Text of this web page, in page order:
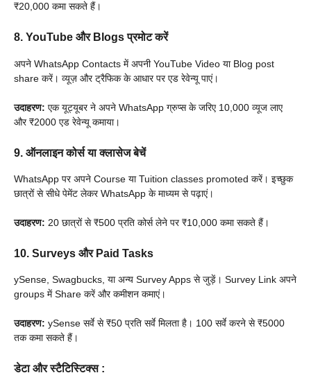
₹20,000 कमा सकते हैं।
8. YouTube और Blogs प्रमोट करें
अपने WhatsApp Contacts में अपनी YouTube Video या Blog post
share करें। व्यूज़ और ट्रैफिक के आधार पर एड रेवेन्यू पाएं।
उदाहरण: एक यूट्यूबर ने अपने WhatsApp ग्रुप्स के जरिए 10,000 व्यूज लाए
और ₹2000 एड रेवेन्यू कमाया।
9. ऑनलाइन कोर्स या क्लासेज बेचें
WhatsApp पर अपने Course या Tuition classes promoted करें। इच्छुक
छात्रों से सीधे पेमेंट लेकर WhatsApp के माध्यम से पढ़ाएं।
उदाहरण: 20 छात्रों से ₹500 प्रति कोर्स लेने पर ₹10,000 कमा सकते हैं।
10. Surveys और Paid Tasks
ySense, Swagbucks, या अन्य Survey Apps से जुड़ें। Survey Link अपने
groups में Share करें और कमीशन कमाएं।
उदाहरण: ySense सर्वे से ₹50 प्रति सर्वे मिलता है। 100 सर्वे करने से ₹5000
तक कमा सकते हैं।
डेटा और स्टैटिस्टिक्स: